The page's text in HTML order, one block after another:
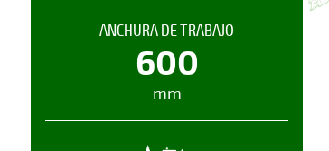
ANCHURA DE TRABAJO
600
mm